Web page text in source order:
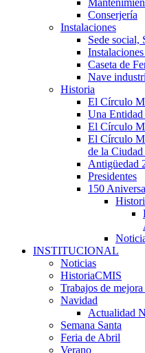
Conserjería
Instalaciones
Sede social,
Caseta de
Nave
Historia
El Círculo
Una Entidad
El Círculo
El Círculo
de la
Antigüedad
Presidentes
150
INSTITUCIONAL
Noticias
HistoriaCMIS
Trabajos de
Navidad
Actualidad
Semana Santa
Feria de Abril
Verano